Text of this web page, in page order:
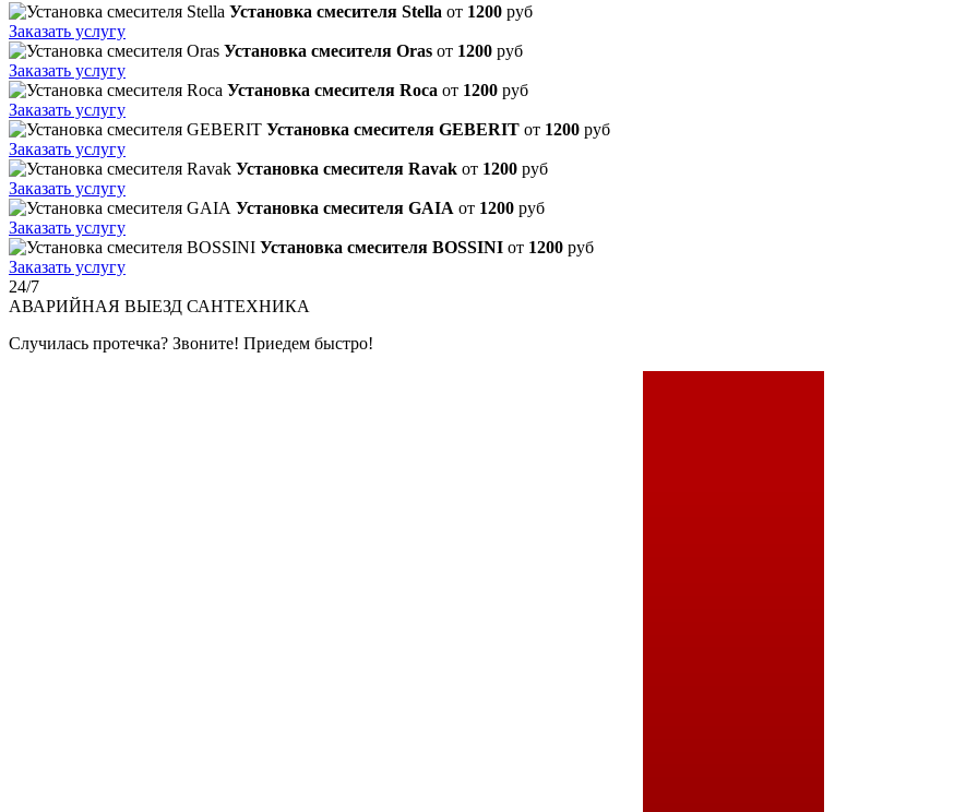
Установка смесителя Stella от 1200 руб
Заказать услугу
Установка смесителя Oras от 1200 руб
Заказать услугу
Установка смесителя Roca от 1200 руб
Заказать услугу
Установка смесителя GEBERIT от 1200 руб
Заказать услугу
Установка смесителя Ravak от 1200 руб
Заказать услугу
Установка смесителя GAIA от 1200 руб
Заказать услугу
Установка смесителя BOSSINI от 1200 руб
Заказать услугу
24/7
АВАРИЙНАЯ ВЫЕЗД САНТЕХНИКА
Случилась протечка? Звоните! Приедем быстро!